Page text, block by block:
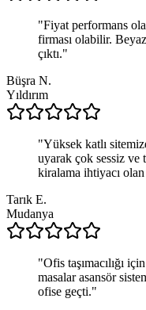
"Fiyat performans
firması olabilir.
çıktı."
Büşra N.
Yıldırım
"Yüksek katlı
uyarak çok sessiz ve
kiralama ihtiyacı olan
Tarık E.
Mudanya
"Ofis taşımacılığı
masalar asansör
ofise geçti."